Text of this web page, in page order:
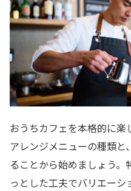
おうちカフェを本格的に
アレンジメニューの種類と
ることから始めましょう。
っとした工夫でバリエー